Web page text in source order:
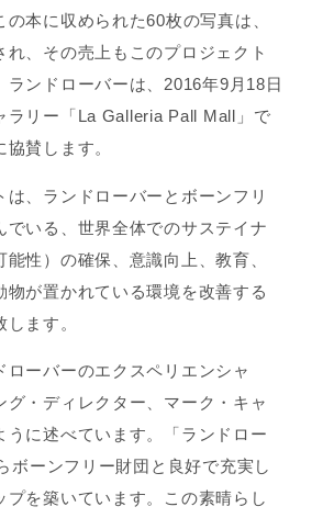
本に収められた60枚の写真は、
れ、その売上もこのプロジェクト
ランドローバーは、2016年9月18日
ラリー「La Galleria Pall Mall」で
賛します。
は、ランドローバーとボーンフリ
でいる、世界全体でのサステイナ
能性）の確保、意識向上、教育、
物が置かれている環境を改善する
ます。
ローバーのエクスペリエンシャ
グ・ディレクター、マーク・キャ
うに述べています。「ランドロー
ボーンフリー財団と良好で充実し
プを築いています。この素晴らし